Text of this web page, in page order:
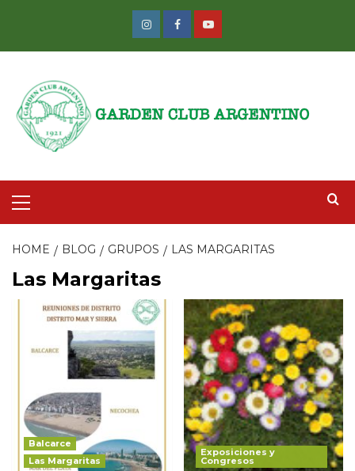
Instagram
FacebookYoutube
Menu
HOME BLOG GRUPOS LAS MARGARITAS
Las Margaritas
Balcarce
Las Margaritas
Exposiciones y
Congresos